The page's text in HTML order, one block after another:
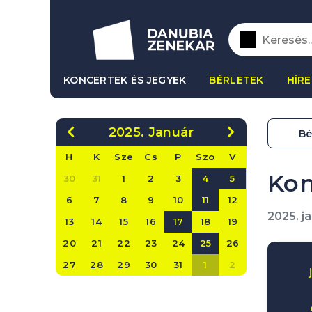
KONCERTEK ÉS JEGYEK BÉRLETEK
2025. Január
H K Sze Cs P Szo
V
30
31 1 2 3 4
5
6
7 8 9 10 11
12
13
14 15 16 17 18
19
20
21 22 23 24 25
26
27
28 29 30 31 1 2
2025.